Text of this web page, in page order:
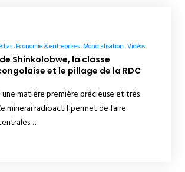
Economie & entreprises Mondialisation Vidéos
Shinkolobwe, la classe
et le pillage de la RDC
une matière première précieuse et très
minerai radioactif permet de faire